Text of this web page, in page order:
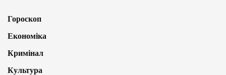
Гороскоп
Економіка
Кримінал
Культура